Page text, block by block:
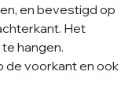
en bevestigd op
Het
hangen.
de voorkant en ook